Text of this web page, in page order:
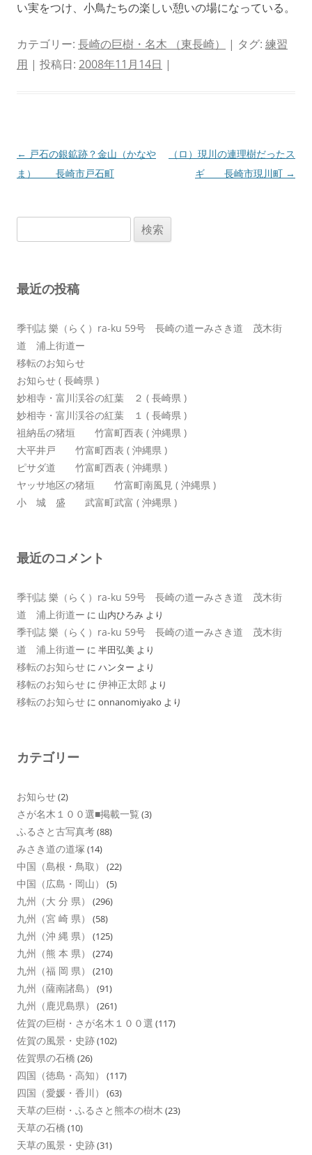
い実をつけ、小鳥たちの楽しい憩いの場になっている。
カテゴリー: 長崎の巨樹・名木 （東長崎） | タグ: 練習
用 | 投稿日: 2008年11月14日 |
投
稿
ョ
← 戸石の銀鉱跡？金山（かなや
ま） 長崎市戸石町
（ロ）現川の連理樹だったス
ギ 長崎市現川町 →
索:
最近の投稿
季刊誌 樂（らく）ra-ku 59号 長崎の道ーみさき道 茂木街
道 浦上街道ー
移転のお知らせ
お知らせ ( 長崎県 )
妙相寺・富川渓谷の紅葉 ２ ( 長崎県 )
妙相寺・富川渓谷の紅葉 １ ( 長崎県 )
祖納岳の猪垣 竹富町西表 ( 沖縄県 )
大平井戸 竹富町西表 ( 沖縄県 )
ピサダ道 竹富町西表 ( 沖縄県 )
ヤッサ地区の猪垣 竹富町南風見 ( 沖縄県 )
小 城 盛 武富町武富 ( 沖縄県 )
最近のコメント
季刊誌 樂（らく）ra-ku 59号 長崎の道ーみさき道 茂木街
道 浦上街道ー に 山内ひろみ より
季刊誌 樂（らく）ra-ku 59号 長崎の道ーみさき道 茂木街
道 浦上街道ー に 半田弘美 より
移転のお知らせ に ハンター より
移転のお知らせ に 伊神正太郎 より
移転のお知らせ に onnanomiyako より
カテゴリー
お知らせ(2)
さが名木１００選■掲載一覧 (3)
ふるさと古写真考(88)
みさき道の道塚 (14)
中国（島根・鳥取） (22)
中国（広島・岡山） (5)
九州（大 分 県） (296)
九州（宮 崎 県） (58)
九州（沖 縄 県） (125)
九州（熊 本 県） (274)
九州（福 岡 県） (210)
九州（薩南諸島） (91)
九州（鹿児島県） (261)
佐賀の巨樹・さが名木１００選 (117)
佐賀の風景・史跡(102)
佐賀県の石橋 (26)
四国（徳島・高知） (117)
四国（愛媛・香川） (63)
天草の巨樹・ふるさと熊本の樹木 (23)
天草の石橋 (10)
天草の風景・史跡(31)